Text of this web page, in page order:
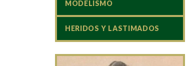
MODELISMO
HERIDOS Y LASTIMADOS